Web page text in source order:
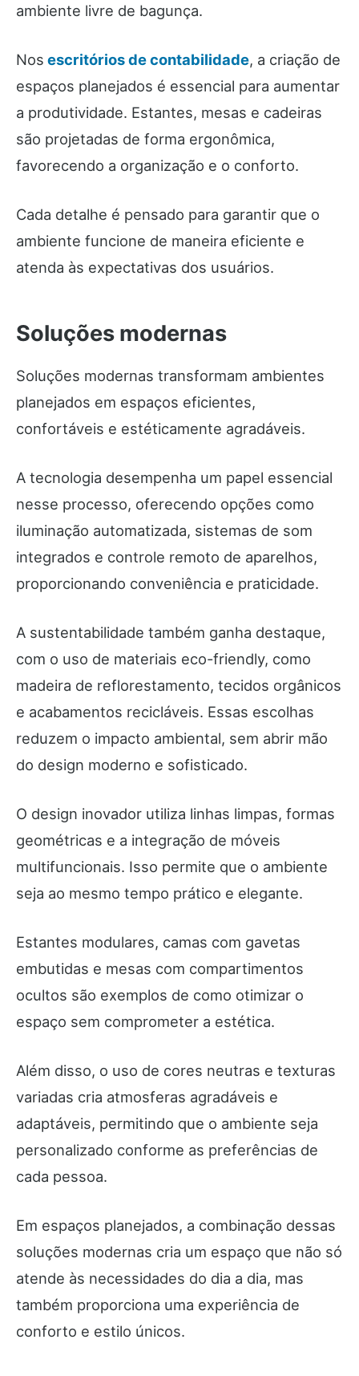
ambiente livre de bagunça.
Nos escritórios de contabilidade, a criação de
espaços planejados é essencial para aumentar
a produtividade. Estantes, mesas e cadeiras
são projetadas de forma ergonômica,
favorecendo a organização e o conforto.
Cada detalhe é pensado para garantir que o
ambiente funcione de maneira eficiente e
atenda às expectativas dos usuários.
Soluções modernas
Soluções modernas transformam ambientes
planejados em espaços eficientes,
confortáveis e estéticamente agradáveis.
A tecnologia desempenha um papel essencial
nesse processo, oferecendo opções como
iluminação automatizada, sistemas de som
integrados e controle remoto de aparelhos,
proporcionando conveniência e praticidade.
A sustentabilidade também ganha destaque,
com o uso de materiais eco-friendly, como
madeira de reflorestamento, tecidos orgânicos
e acabamentos recicláveis. Essas escolhas
reduzem o impacto ambiental, sem abrir mão
do design moderno e sofisticado.
O design inovador utiliza linhas limpas, formas
geométricas e a integração de móveis
multifuncionais. Isso permite que o ambiente
seja ao mesmo tempo prático e elegante.
Estantes modulares, camas com gavetas
embutidas e mesas com compartimentos
ocultos são exemplos de como otimizar o
espaço sem comprometer a estética.
Além disso, o uso de cores neutras e texturas
variadas cria atmosferas agradáveis e
adaptáveis, permitindo que o ambiente seja
personalizado conforme as preferências de
cada pessoa.
Em espaços planejados, a combinação dessas
soluções modernas cria um espaço que não só
atende às necessidades do dia a dia, mas
também proporciona uma experiência de
conforto e estilo únicos.